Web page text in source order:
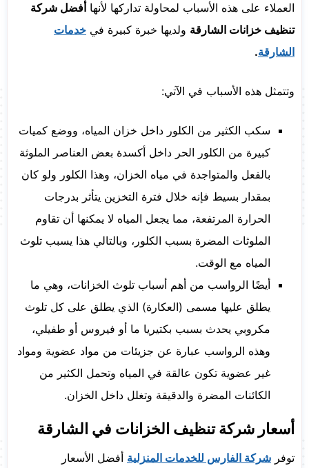
العملاء على هذه الأسباب لمحاولة تداركها لأنها أفضل شركة
تنظيف خزانات الشارقة ولديها خبرة كبيرة في خدمات
الشارقة.
وتتمثل هذه الأسباب في الآتي:
سكب الكثير من الكلور داخل خزان المياه، ووضع كميات
كبيرة من الكلور الحر داخل أكسدة بعض العناصر الملوثة
بالفعل والمتواجدة في مياه الخزان، وهذا الكلور ولو كان
بمقدار بسيط فإنه خلال فترة التخزين يتأثر بدرجات
الحرارة المرتفعة، مما يجعل المياه لا يمكنها أن تقاوم
الملوثات المضرة بسبب الكلور، وبالتالي هذا يسبب تلوث
المياه مع الوقت.
أيضًا الرواسب من أهم أسباب تلوث الخزانات، وهي ما
يطلق عليها مسمى (العكارة) الذي يطلق على كل تلوث
مكروبي يحدث بسبب بكتيريا ما أو فيروس أو طفيلي،
وهذه الرواسب عبارة عن جزيئات من مواد عضوية ومواد
غير عضوية تكون عالقة في المياه وتحمل الكثير من
الكائنات المضرة والدقيقة وتغلل داخل الخزان.
أسعار شركة تنظيف الخزانات في الشارقة
توفر شركة الفارس للخدمات المنزلية أفضل الأسعار